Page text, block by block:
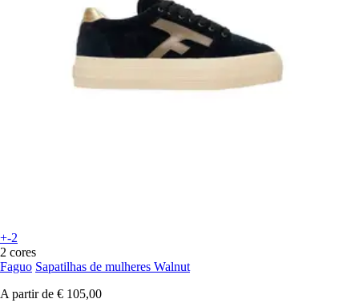
+-2
2 cores
Faguo Sapatilhas de mulheres Walnut
A partir de € 105,00